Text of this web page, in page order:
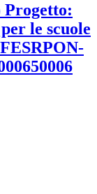
le scuole